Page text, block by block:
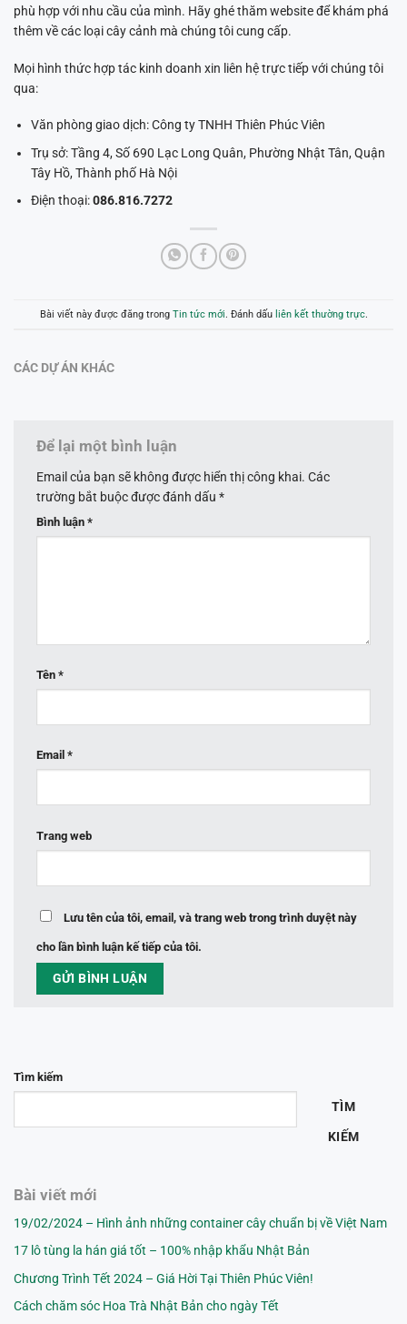
Tìm kiếm
TÌM
KIẾM
Bài viết mới
19/02/2024 – Hình ảnh những container cây chuẩn bị về Việt Nam
17 lô tùng la hán giá tốt – 100% nhập khẩu Nhật Bản
Chương Trình Tết 2024 – Giá Hời Tại Thiên Phúc Viên!
Cách chăm sóc Hoa Trà Nhật Bản cho ngày Tết
phù hợp với nhu cầu của mình. Hãy ghé thăm website để khám phá
thêm về các loại cây cảnh mà chúng tôi cung cấp.
Mọi hình thức hợp tác kinh doanh xin liên hệ trực tiếp với chúng tôi
qua:
Văn phòng giao dịch: Công ty TNHH Thiên Phúc Viên
Trụ sở: Tầng 4, Số 690 Lạc Long Quân, Phường Nhật Tân, Quận
Tây Hồ, Thành phố Hà Nội
Điện thoại:086.816.7272
Bài viết này được đăng trong Tin tức mới. Đánh dấu liên kết thường trực.
CÁC DỰ ÁN KHÁC
Để lại một bình luận
Email của bạn sẽ không được hiển thị công khai. Các
trường bắt buộc được đánh dấu *
Bình luận *
Tên *
Email *
Trang web
Lưu tên của tôi, email, và trang web trong trình duyệt này
cho lần bình luận kế tiếp của tôi.